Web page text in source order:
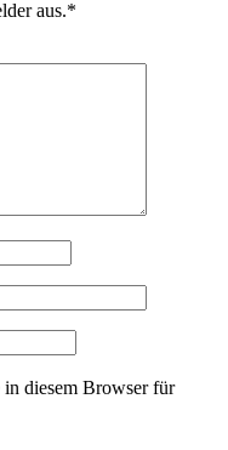
aus.*
diesem Browser für